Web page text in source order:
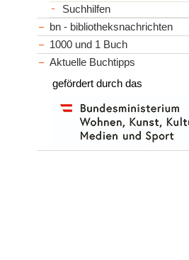
Suchhilfen
bn - bibliotheksnachrichten
1000 und 1 Buch
Aktuelle Buchtipps
gefördert durch das